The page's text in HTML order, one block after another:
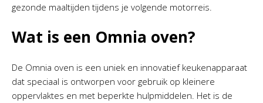
gezonde maaltijden tijdens je volgende motorreis.
Wat is een Omnia oven?
De Omnia oven is een uniek en innovatief keukenapparaat
dat speciaal is ontworpen voor gebruik op kleinere
oppervlaktes en met beperkte hulpmiddelen. Het is de